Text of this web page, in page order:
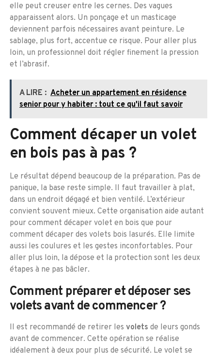
elle peut creuser entre les cernes. Des vagues
apparaissent alors. Un ponçage et un masticage
deviennent parfois nécessaires avant peinture. Le
sablage, plus fort, accentue ce risque. Pour aller plus
loin, un professionnel doit régler finement la pression
et l’abrasif.
A LIRE : Acheter un appartement en résidence
senior pour y habiter : tout ce qu'il faut savoir
Comment décaper un volet
en bois pas à pas ?
Le résultat dépend beaucoup de la préparation. Pas de
panique, la base reste simple. Il faut travailler à plat,
dans un endroit dégagé et bien ventilé. L’extérieur
convient souvent mieux. Cette organisation aide autant
pour comment décaper volet en bois que pour
comment décaper des volets bois lasurés. Elle limite
aussi les coulures et les gestes inconfortables. Pour
aller plus loin, la dépose et la protection sont les deux
étapes à ne pas bâcler.
Comment préparer et déposer ses
volets avant de commencer ?
Il est recommandé de retirer les volets de leurs gonds
avant de commencer. Cette opération se réalise
idéalement à deux pour plus de sécurité. Le volet se